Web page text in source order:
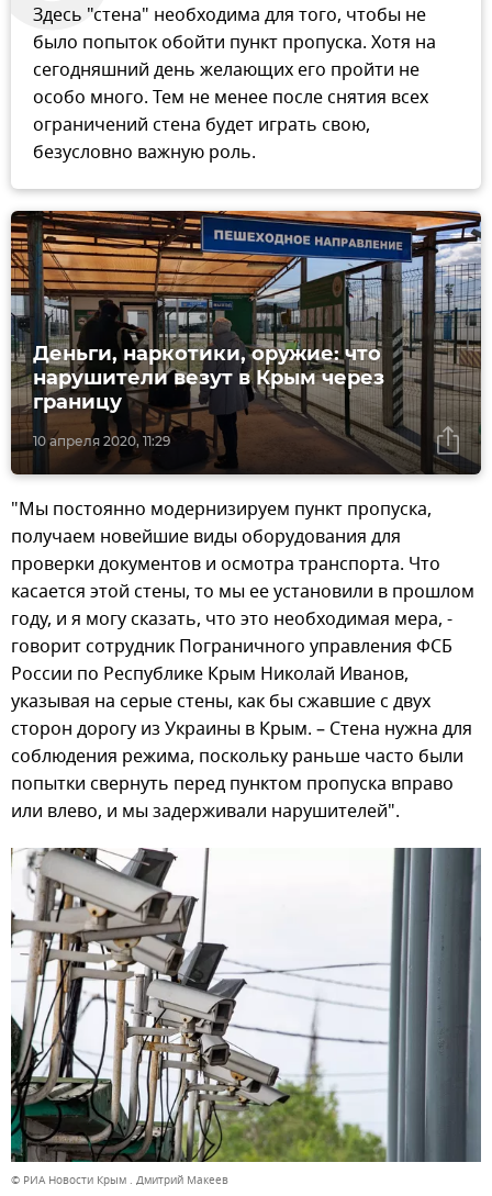
Здесь "стена" необходима для того, чтобы не
было попыток обойти пункт пропуска. Хотя на
сегодняшний день желающих его пройти не
особо много. Тем не менее после снятия всех
ограничений стена будет играть свою,
безусловно важную роль.
10 апреля 2020, 11:29
Деньги, наркотики, оружие: что
нарушители везут в Крым через
границу
"Мы постоянно модернизируем пункт пропуска,
получаем новейшие виды оборудования для
проверки документов и осмотра транспорта. Что
касается этой стены, то мы ее установили в прошлом
году, и я могу сказать, что это необходимая мера, -
говорит сотрудник Пограничного управления ФСБ
России по Республике Крым Николай Иванов,
указывая на серые стены, как бы сжавшие с двух
сторон дорогу из Украины в Крым. – Стена нужна для
соблюдения режима, поскольку раньше часто были
попытки свернуть перед пунктом пропуска вправо
или влево, и мы задерживали нарушителей".
© РИА Новости Крым . Дмитрий Макеев